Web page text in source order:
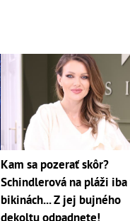
Kam sa pozerať skôr?
Schindlerová na pláži iba
bikinách... Z jej bujného
dekoltu odpadnete!